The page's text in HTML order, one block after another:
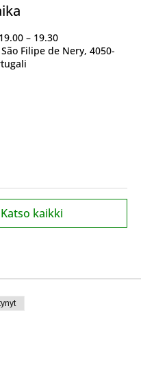
– 19.30
Filipe de Nery, 4050-
Katso kaikki